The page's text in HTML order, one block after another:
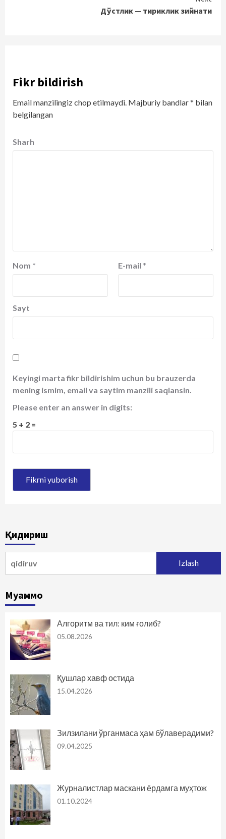
Дўстлик — тириклик зийнати
Fikr bildirish
Email manzilingiz chop etilmaydi. Majburiy bandlar* bilan
belgilangan
Sharh
Nom * E-mail *
Sayt
Keyingi marta fikr bildirishim uchun bu brauzerda
mening ismim, email va saytim manzili saqlansin.
Please enter an answer in digits:
5 + 2 =
Қидириш
Муаммо
Алгоритм ва тил: ким ғолиб?
05.08.2026
Қушлар хавф остида
15.04.2026
Зилзилани ўрганмаса ҳам бўлаверадими?
09.04.2025
Журналистлар маскани ёрдамга муҳтож
01.10.2024